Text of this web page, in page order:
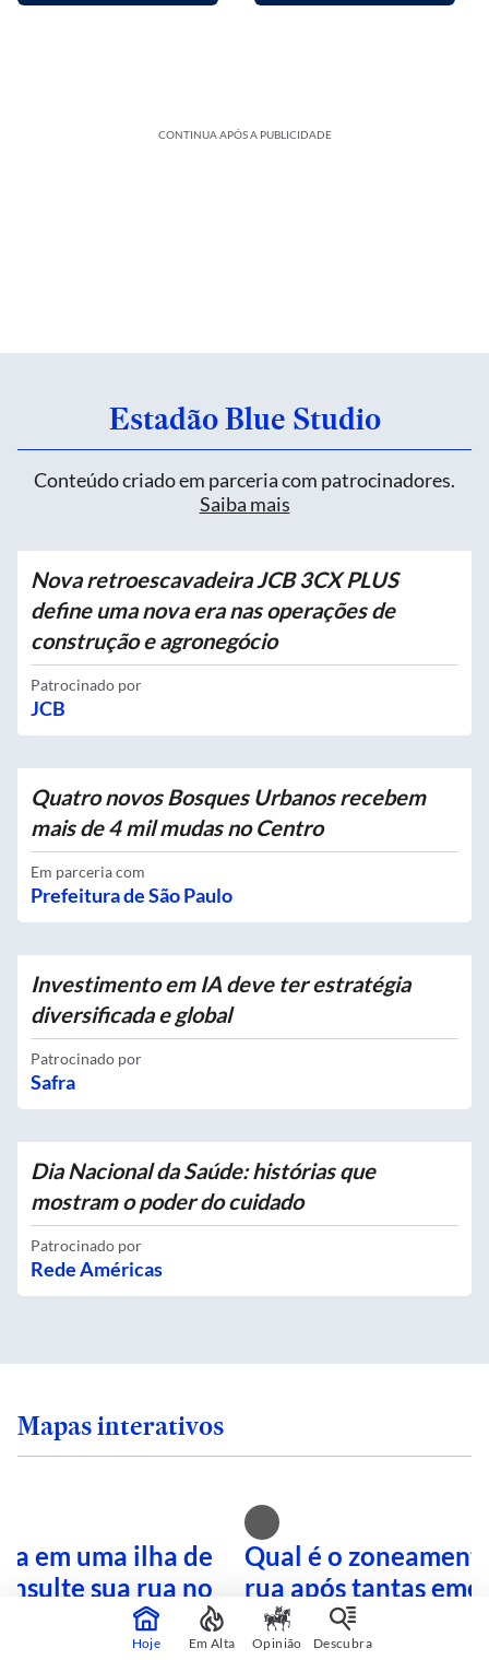
CONTINUA APÓS A PUBLICIDADE
Estadão Blue Studio
Conteúdo criado em parceria com patrocinadores.
Saiba mais
Nova retroescavadeira JCB 3CX PLUS
define uma nova era nas operações de
construção e agronegócio
Patrocinado por
JCB
Quatro novos Bosques Urbanos recebem
mais de 4 mil mudas no Centro
Em parceria com
Prefeitura de São Paulo
Investimento em IA deve ter estratégia
diversificada e global
Patrocinado por
Safra
Dia Nacional da Saúde: histórias que
mostram o poder do cuidado
Patrocinado por
Rede Américas
Mapas interativos
em uma ilha de
sua rua no
Qual é o
rua após tantas
Busque no mapa
Hoje Em Alta Opinião Descubra